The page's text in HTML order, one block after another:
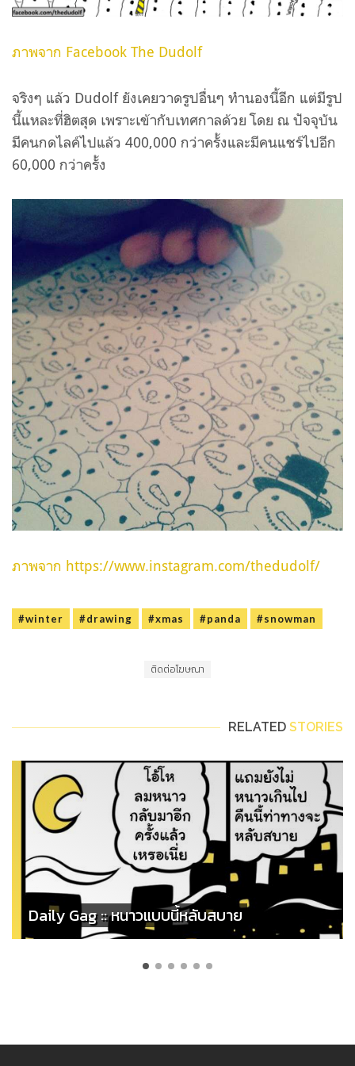
ภาพจาก Facebook The Dudolf
จริงๆ แล้ว Dudolf ยังเคยวาดรูปอื่นๆ ทำนองนี้อีก แต่มีรูป
นี้แหละที่ฮิตสุด เพราะเข้ากับเทศกาลด้วย โดย ณ ปัจจุบัน
มีคนกดไลค์ไปแล้ว 400,000 กว่าครั้งและมีคนแชร์ไปอีก
60,000 กว่าครั้ง
ภาพจาก https://www.instagram.com/thedudolf/
#winter #drawing #xmas #panda #snowman
ติดต่อโฆษณา
RELATED STORIES
Daily Gag :: หนาวแบบนี้หลับสบาย